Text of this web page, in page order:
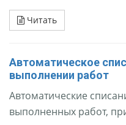
Читать
Автоматическое
выполнении работ
Автоматические
выполненных работ,